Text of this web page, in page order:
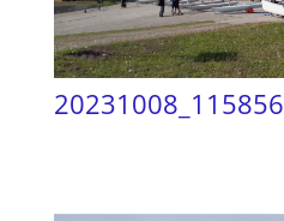
20231008_115856